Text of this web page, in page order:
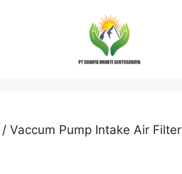
/ Vaccum Pump Intake Air Filter